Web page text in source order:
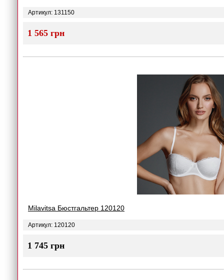
Артикул: 131150
1 565 грн
Milavitsa Бюстгальтер 120120
Артикул: 120120
1 745 грн